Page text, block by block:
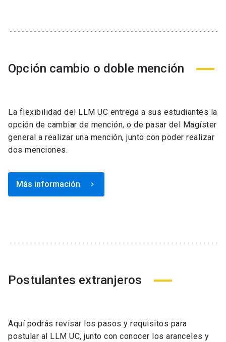
Opción cambio o doble mención
La flexibilidad del LLM UC entrega a sus estudiantes la
opción de cambiar de mención, o de pasar del Magíster
general a realizar una mención, junto con poder realizar
dos menciones.
Más información keyboard_arrow_right
Postulantes extranjeros
Aquí podrás revisar los pasos y requisitos para
postular al LLM UC, junto con conocer los aranceles y